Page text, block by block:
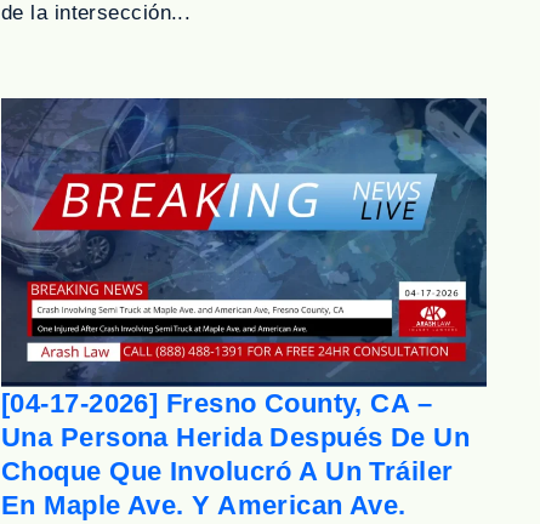
de la intersección...
[04-17-2026] Fresno County, CA –
Una Persona Herida Después De Un
Choque Que Involucró A Un Tráiler
En Maple Ave. Y American Ave.